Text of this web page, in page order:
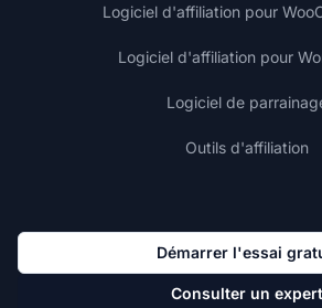
Logiciel d'affiliation pour
Logiciel d'affiliation pour
Logiciel de
Outils d'affiliation
Démarrer l'essai
Consulter un expert